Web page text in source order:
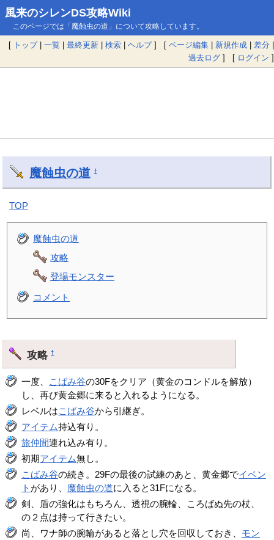
風来のシレンDS攻略Wiki
このページでは「魔蝕虫の道」について攻略しています。
[ トップ| 一覧 | 最終更新 | 検索 | ヘルプ] [ ページ編集 | 新規作成 | 差分 |
過去ログ ] [ ログイン ]
魔蝕虫の道 †
TOP
魔蝕虫の道
攻略
登場モンスター
コメント
攻略†
一度、 こばみ谷の30Fをクリア（黄金のコンドルを解放）
し、再び黄金郷に来ると入れるようになる。
レベルはこばみ谷から引継ぎ。
アイテム持込有り。
旅仲間連れ込み有り。
初期アイテム無し。
こばみ谷の続き。29Fの最後の試練のあと、黄金郷でイベン
ト があり、 魔蝕虫の道に入ると31Fになる。
剣、盾の強化はもちろん、透視の腕輪、ころばぬ先の杖、
の２点は持って行きたい。
尚、ワナ師の腕輪があると落とし穴を回収しておき、 モン